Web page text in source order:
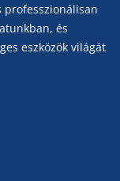
professzionálisan
és
eszközök világát